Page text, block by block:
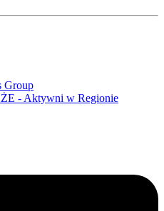
Group
- Aktywni w Regionie